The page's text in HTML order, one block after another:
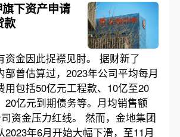
下资产申请
款
资金因此捉襟见肘。 据财新了
部曾估算过，2023年公司平均每月
用包括50亿元工程款、10亿至20
20亿元到期债务等。月均销售额
资金压力红线。 然而，金地集团
2023年6月开始大幅下滑，至11月